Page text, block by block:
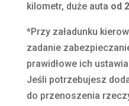
kilometr, duże auta od
*Przy załadunku
zadanie
prawidłowe ich
Jeśli potrzebujesz
do przenoszenia